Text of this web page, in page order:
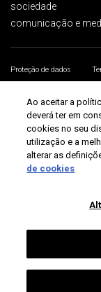
sociedade
comunicação e
Proteção de dados
Ao aceitar a
deverá ter em
cookies no seu
utilização e a
alterar as
de cookies